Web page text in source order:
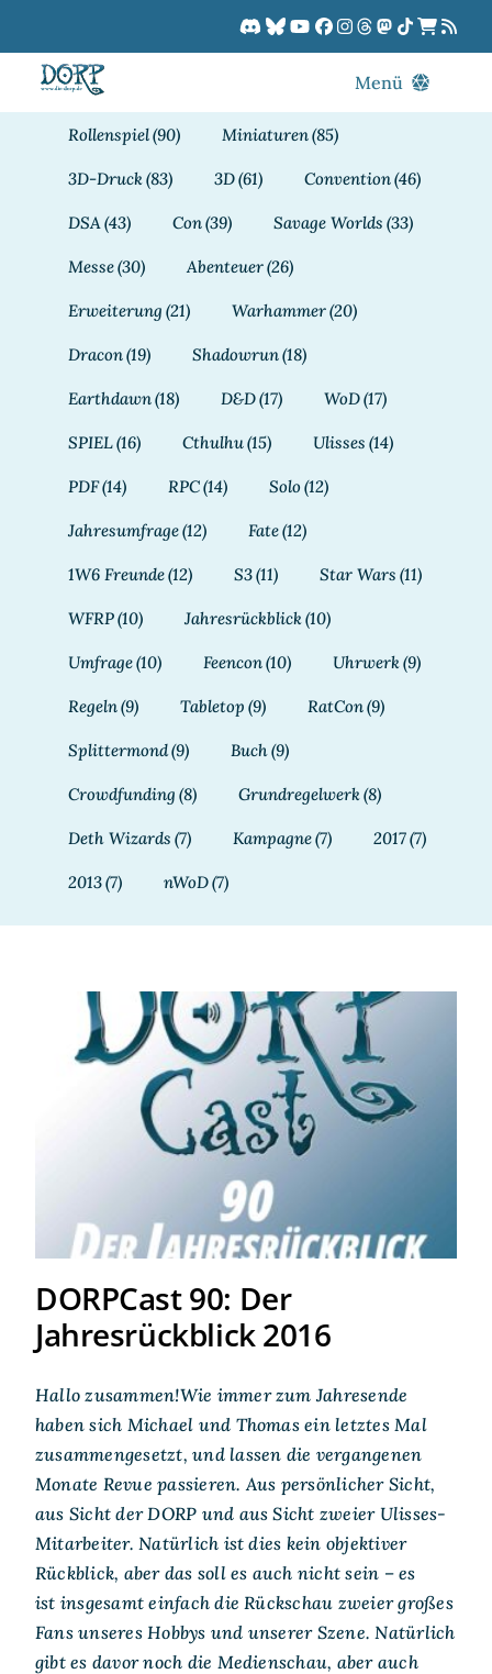
springen
Menü
Rollenspiel(90) Miniaturen(85)
3D-Druck(83) 3D(61) Convention(46)
DSA (43) Con(39) Savage Worlds (33)
Messe(30) Abenteuer(26)
Erweiterung (21) Warhammer(20)
Dracon(19) Shadowrun(18)
Earthdawn(18) D&D(17) WoD(17)
SPIEL(16) Cthulhu(15) Ulisses (14)
PDF(14) RPC(14) Solo(12)
Jahresumfrage(12) Fate(12)
1W6 Freunde(12) S3(11) Star Wars (11)
WFRP(10) Jahresrückblick(10)
Umfrage(10) Feencon(10) Uhrwerk(9)
Regeln(9) Tabletop (9) RatCon(9)
Splittermond(9) Buch(9)
Crowdfunding (8) Grundregelwerk(8)
Deth Wizards (7) Kampagne(7) 2017(7)
2013(7) nWoD(7)
DORPCast 90: Der
Jahresrückblick 2016
DORPCast 90: Der
Jahresrückblick 2016
Hallo zusammen!Wie immer zum Jahresende
haben sich Michael und Thomas ein letztes Mal
zusammengesetzt, und lassen die vergangenen
Monate Revue passieren. Aus persönlicher Sicht,
aus Sicht der DORP und aus Sicht zweier Ulisses-
Mitarbeiter. Natürlich ist dies kein objektiver
Rückblick, aber das soll es auch nicht sein – es
ist insgesamt einfach die Rückschau zweier großes
Fans unseres Hobbys und unserer Szene. Natürlich
gibt es davor noch die Medienschau, aber auch